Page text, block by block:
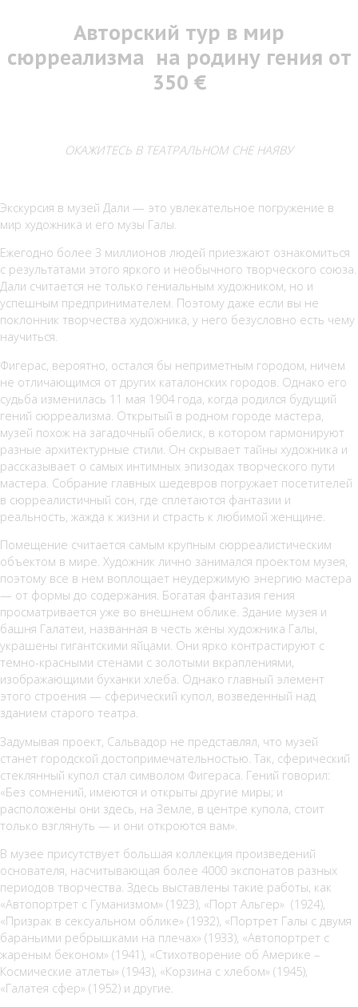
Авторский тур в мир
сюрреализма на родину гения от
350 €
ОКАЖИТЕСЬ В ТЕАТРАЛЬНОМ СНЕ НАЯВУ
Экскурсия в музей Дали — это увлекательное погружение в
мир художника и его музы Галы.
Ежегодно более 3 миллионов людей приезжают ознакомиться
с результатами этого яркого и необычного творческого союза.
Дали считается не только гениальным художником, но и
успешным предпринимателем. Поэтому даже если вы не
поклонник творчества художника, у него безусловно есть чему
научиться.
Фигерас, вероятно, остался бы неприметным городом, ничем
не отличающимся от других каталонских городов. Однако его
судьба изменилась 11 мая 1904 года, когда родился будущий
гений сюрреализма. Открытый в родном городе мастера,
музей похож на загадочный обелиск, в котором гармонируют
разные архитектурные стили. Он скрывает тайны художника и
рассказывает о самых интимных эпизодах творческого пути
мастера. Собрание главных шедевров погружает посетителей
в сюрреалистичный сон, где сплетаются фантазии и
реальность, жажда к жизни и страсть к любимой женщине.
Помещение считается самым крупным сюрреалистическим
объектом в мире. Художник лично занимался проектом музея,
поэтому все в нем воплощает неудержимую энергию мастера
— от формы до содержания. Богатая фантазия гения
просматривается уже во внешнем облике. Здание музея и
башня Галатеи, названная в честь жены художника Галы,
украшены гигантскими яйцами. Они ярко контрастируют с
темно-красными стенами с золотыми вкраплениями,
изображающими буханки хлеба. Однако главный элемент
этого строения — сферический купол, возведенный над
зданием старого театра.
Задумывая проект, Сальвадор не представлял, что музей
станет городской достопримечательностью. Так, сферический
стеклянный купол стал символом Фигераса. Гений говорил:
«Без сомнений, имеются и открыты другие миры; и
расположены они здесь, на Земле, в центре купола, стоит
только взглянуть — и они откроются вам».
В музее присутствует большая коллекция произведений
основателя, насчитывающая более 4000 экспонатов разных
периодов творчества. Здесь выставлены такие работы, как
«Автопортрет с Гуманизмом» (1923), «Порт Альгер» (1924),
«Призрак в сексуальном облике» (1932), «Портрет Галы с двумя
бараньими ребрышками на плечах» (1933), «Автопортрет с
жареным беконом» (1941), «Стихотворение об Америке –
Космические атлеты» (1943), «Корзина с хлебом» (1945),
«Галатея сфер» (1952) и другие.